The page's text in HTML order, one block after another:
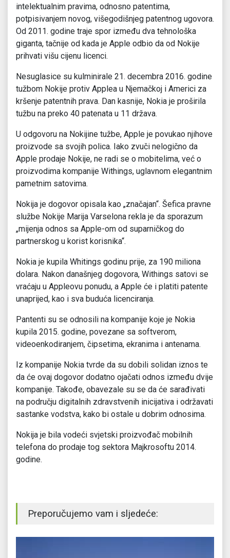
intelektualnim pravima, odnosno patentima,
potpisivanjem novog, višegodišnjeg patentnog ugovora.
Od 2011. godine traje spor između dva tehnološka
giganta, tačnije od kada je Apple odbio da od Nokije
prihvati višu cijenu licenci.
Nesuglasice su kulminirale 21. decembra 2016. godine
tužbom Nokije protiv Applea u Njemačkoj i Americi za
kršenje patentnih prava. Dan kasnije, Nokia je proširila
tužbu na preko 40 patenata u 11 država.
U odgovoru na Nokijine tužbe, Apple je povukao njihove
proizvode sa svojih polica. Iako zvuči nelogično da
Apple prodaje Nokije, ne radi se o mobitelima, već o
proizvodima kompanije Withings, uglavnom elegantnim
pametnim satovima.
Nokija je dogovor opisala kao „značajan“. Šefica pravne
službe Nokije Marija Varselona rekla je da sporazum
„mijenja odnos sa Apple-om od suparničkog do
partnerskog u korist korisnika“.
Nokia je kupila Whitings godinu prije, za 190 miliona
dolara. Nakon današnjeg dogovora, Withings satovi se
vraćaju u Appleovu ponudu, a Apple će i platiti patente
unaprijed, kao i sva buduća licenciranja.
Pantenti su se odnosili na kompanije koje je Nokia
kupila 2015. godine, povezane sa softverom,
videoenkodiranjem, čipsetima, ekranima i antenama.
Iz kompanije Nokia tvrde da su dobili solidan iznos te
da će ovaj dogovor dodatno ojačati odnos između dvije
kompanije. Takođe, obavezale su se da će sarađivati
na području digitalnih zdravstvenih inicijativa i održavati
sastanke vodstva, kako bi ostale u dobrim odnosima.
Nokija je bila vodeći svjetski proizvođač mobilnih
telefona do prodaje tog sektora Majkrosoftu 2014.
godine.
Preporučujemo vam i sljedeće: